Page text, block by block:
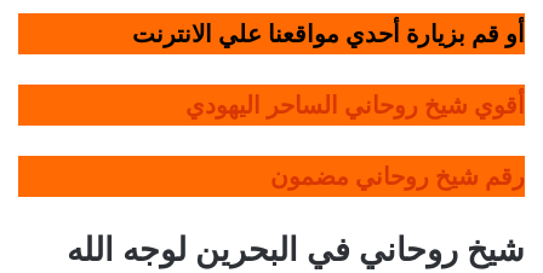
أو قم بزيارة أحدي مواقعنا علي الانترنت
أقوي شيخ روحاني الساحر اليهودي
رقم شيخ روحاني مضمون
شيخ روحاني في البحرين لوجه الله